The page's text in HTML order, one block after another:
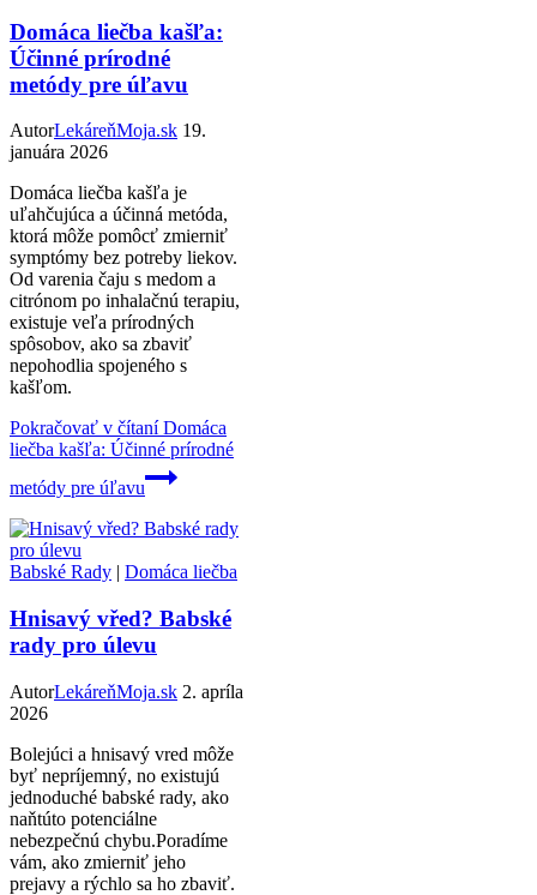
Domáca liečba kašľa:
Účinné prírodné
metódy pre úľavu
AutorLekáreňMoja.sk 19.
januára 2026
Domáca liečba kašľa je
uľahčujúca a účinná metóda,
ktorá môže pomôcť zmierniť
symptómy bez potreby liekov.
Od varenia čaju s medom a
citrónom po inhalačnú terapiu,
existuje veľa prírodných
spôsobov, ako sa zbaviť
nepohodlia spojeného s
kašľom.
Pokračovať v čítaníDomáca
liečba kašľa: Účinné prírodné
metódy pre úľavu
Babské Rady | Domáca liečba
Hnisavý vřed? Babské
rady pro úlevu
AutorLekáreňMoja.sk 2. apríla
2026
Bolejúci a hnisavý vred môže
byť nepríjemný, no existujú
jednoduché babské rady, ako
naňtúto potenciálne
nebezpečnú chybu.Poradíme
vám, ako zmierniť jeho
prejavy a rýchlo sa ho zbaviť.